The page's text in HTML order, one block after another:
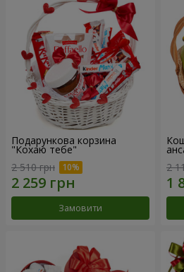
Подарункова корзина
"Кохаю тебе"
2 510 грн
Замовити
2